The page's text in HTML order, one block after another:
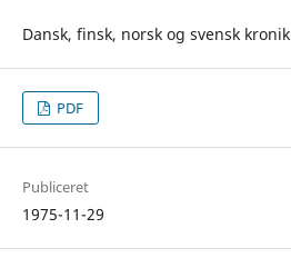
Dansk, finsk, norsk og svensk kronik
PDF
Publiceret
1975-11-29